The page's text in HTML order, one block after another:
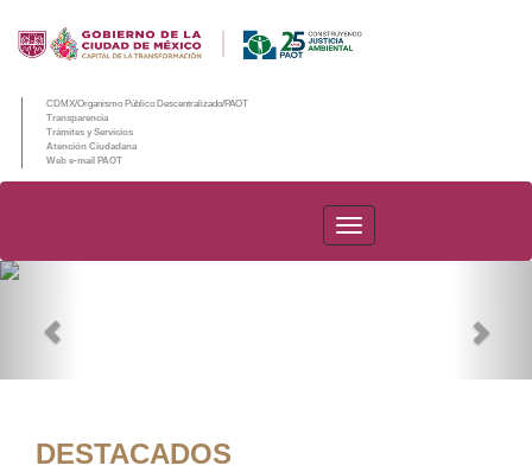
CDMX/Organismo Público Descentralizado/PAOT
Transparencia
Trámites y Servicios
Atención Ciudadana
Web e-mail PAOT
PAOT
DESTACADOS